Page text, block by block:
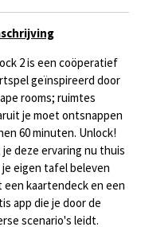
2 is een coöperatief
geïnspireerd door
rooms; ruimtes
je moet ontsnappen
60 minuten. Unlock!
je deze ervaring nu thuis
je eigen tafel beleven
een kaartendeck en een
app die je door de
scenario's leidt.